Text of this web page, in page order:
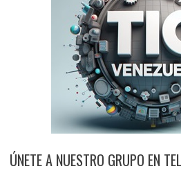
ÚNETE A NUESTRO GRUPO EN